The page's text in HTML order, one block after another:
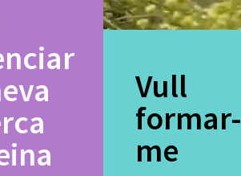
Vull
formar-
me